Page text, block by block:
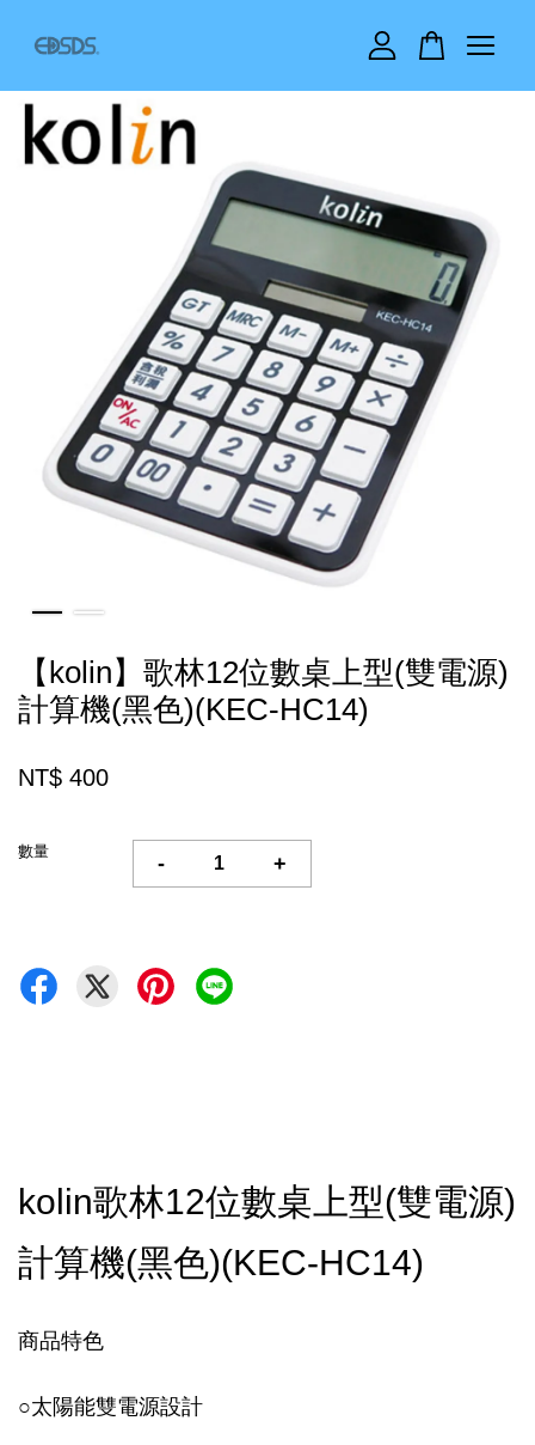
【kolin】歌林12位數桌上型(雙電源)
計算機(黑色)(KEC-HC14)
NT$ 400
數量
- +
kolin歌林12位數桌上型(雙電源)
計算機(黑色)(KEC-HC14)
商品特色
○太陽能雙電源設計
您的購物車目前還是空的。
繼續購物